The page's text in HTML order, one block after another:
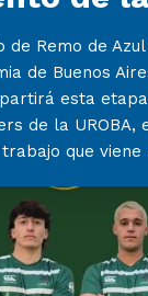
de Remo de
de Buenos
esta
de la UROBA,
que viene